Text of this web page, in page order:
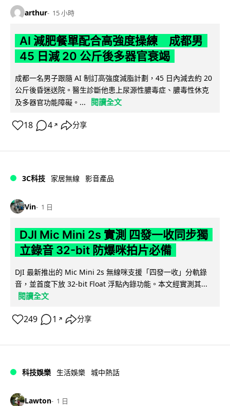
arthur 15 小時
AI 減肥餐單配合高強度操練 成都男
45 日減 20 公斤後多器官衰竭
成都一名男子跟隨 AI 制訂高強度減脂計劃，45 日內減去約 20
公斤後昏迷送院。醫生診斷他患上尿源性膿毒症、膿毒性休克
及多器官功能障礙。...
閱讀全文
18 4 ↗ 分享
3C科技 家居無線 影音產品
Vin 1 日
DJI Mic Mini 2s 實測 四發一收同步獨
立錄音 32-bit 防爆咪拍片必備
DJI 最新推出的 Mic Mini 2s 無線咪支援「四發一收」分軌錄
音，並首度下放 32-bit Float 浮點內錄功能。本文經實測其...
閱讀全文
249 1 ↗ 分享
科技娛樂 生活娛樂 城中熱話
Lawton 1 日